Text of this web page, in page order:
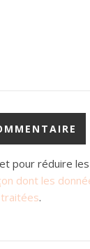
pour réduire
dont les
.